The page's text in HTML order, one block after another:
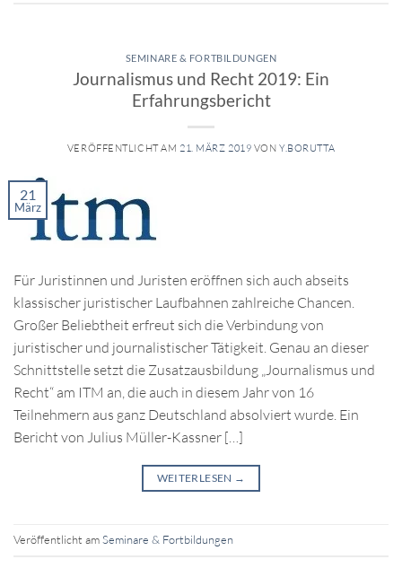
SEMINARE & FORTBILDUNGEN
Journalismus und Recht 2019: Ein
Erfahrungsbericht
VERÖFFENTLICHT AM 21. MÄRZ 2019 VONY.BORUTTA
21
März
Für Juristinnen und Juristen eröffnen sich auch abseits
klassischer juristischer Laufbahnen zahlreiche Chancen.
Großer Beliebtheit erfreut sich die Verbindung von
juristischer und journalistischer Tätigkeit. Genau an dieser
Schnittstelle setzt die Zusatzausbildung „Journalismus und
Recht“ am ITM an, die auch in diesem Jahr von 16
Teilnehmern aus ganz Deutschland absolviert wurde. Ein
Bericht von Julius Müller-Kassner […]
WEITERLESEN →
Veröffentlicht amSeminare & Fortbildungen